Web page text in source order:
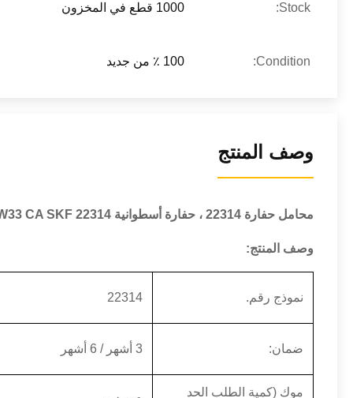
Stock: 1000 قطع في المخزون
Condition: 100 ٪ من جديد
وصف المنتج
محامل حفارة 22314 ، حفارة أسطوانية 22314 CC / W33 CA SKF
وصف المنتج:
نموذج رقم. 22314
ضمان: 3 أشهر / 6 أشهر
موك (كمية الطلب الحد